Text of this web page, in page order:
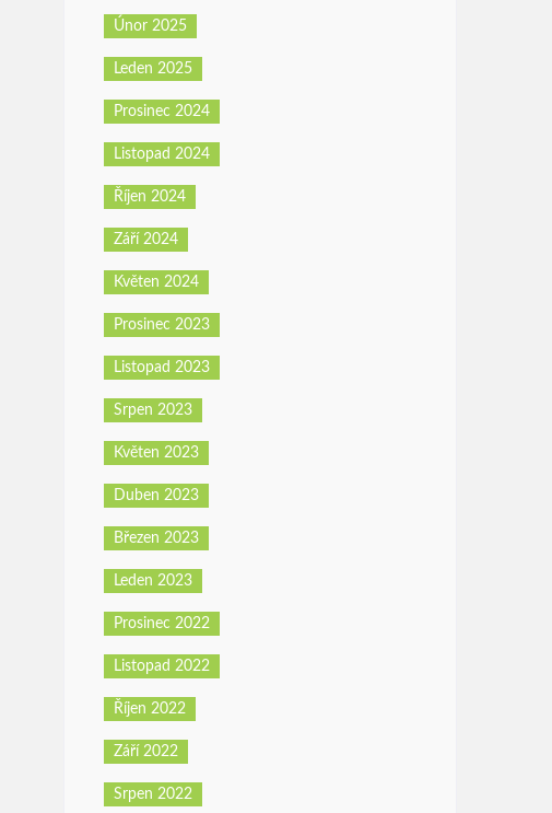
Únor 2025
Leden 2025
Prosinec 2024
Listopad 2024
Říjen 2024
Září 2024
Květen 2024
Prosinec 2023
Listopad 2023
Srpen 2023
Květen 2023
Duben 2023
Březen 2023
Leden 2023
Prosinec 2022
Listopad 2022
Říjen 2022
Září 2022
Srpen 2022